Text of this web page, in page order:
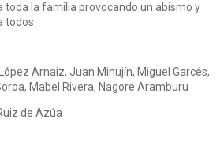
toda la familia provocando un abismo y
todos.
Arnaiz, Juan Minujín, Miguel Garcés,
Mabel Rivera, Nagore Aramburu
de Azúa